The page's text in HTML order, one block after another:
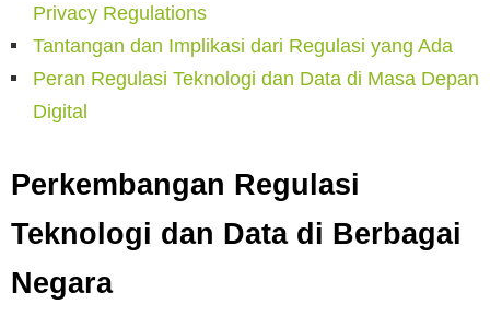
Privacy Regulations
Tantangan dan Implikasi dari Regulasi yang Ada
Peran Regulasi Teknologi dan Data di Masa Depan
Digital
Perkembangan Regulasi
Teknologi dan Data di Berbagai
Negara